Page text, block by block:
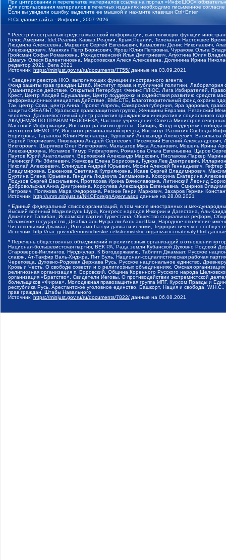
При цитировании и перепечатке материалов ссылка на портал «ИнфоШОС»
Для использования материалов в печатных изданиях необходимо письменное
Если вы увидели ошибку, выделите ее мышкой и нажмите клавиши Ctrl+Enter
©Создание сайта - Инфорос, 2007-2026
* Реестр иностранных средств массовой информации, выполняющих функции
Голос Америки, Idel.Реалии, Кавказ.Реалии, Крым.Реалии, Телеканал Настоящее
Людмила Алексеевна, Маркелов Сергей Евгеньевич, Камалягин Денис Николаевич,
Александрович, Маняхин Петр Борисович, Ярош Юлия Петровна, Чуракова Ольга
Гройсман Софья Романовна, Рождественский Илья Дмитриевич, Апухтина Юлия
Шмагун Олеся Валентиновна, Мароховская Алеся Алексеевна, Долинина Ирина
редактор 2021, Вега 2021
Источник: https://minjust.gov.ru/ru/documents/7755/ данные на 03.09.2021
* Сведения реестра НКО, выполняющих функции иностранного агента:
Фонд защиты прав граждан Штаб, Институт права и публичной политики,
Гуманитарное действие, Открытый Петербург, Феникс ПЛЮС, Лига Избирателей,
Крест, Центр Хасдей Ерушалаим, Центр поддержки и содействия развитию средств
информационных инициатив Действие, ВМЕСТЕ, Благотворительный фонд охраны
Так, центр Сова, центр Анна, Проект Апрель, Самарская губерния, Эра здоровья,
защиты СИБАЛЬТ, Уральская правозащитная группа, Женщины Евразии, Рязанский
человека, Дальневосточный центр развития гражданских инициатив и социального
АКАДЕМИЯ ПО ПРАВАМ ЧЕЛОВЕКА, Частное учреждение Совета Министров северных
Массовой Информации, Институт развития прессы - Сибирь, Фонд поддержки
агентство МЕМО. РУ, Институт региональной прессы, Институт Развития Свободы
Борисовна, Таранова Юлия Николаевна, Туровский Александр Алексеевич,
Сергей Георгиевич, Пивоваров Андрей Сергеевич, Писемский Евгений
Викторович, Шарипков Олег Викторович, Мальсагов Муса Асланович, Мошель Ирина
Александровна, Исламов Тимур Рифгатович, Романова Ольга Евгеньевна, Щаров
Паутов Юрий Анатольевич, Верховский Александр Маркович, Пислакова-Паркер
Рачинский Ян Збигневич, Жемкова Елена Борисовна, Гудков Лев Дмитриевич,
Николай Алексеевич, Блинушов Андрей Юрьевич, Мосин Алексей Геннадьевич,
Владимировна, Баженова Светлана Куприяновна, Исаев Сергей Владимирович,
Буртина Елена Юрьевна, Гендель Людмила Залмановна, Кокорина Екатерина
Подузов Сергей Васильевич, Протасова Ирина Вячеславовна, Литинский Леонид
Добровольская Анна Дмитриевна, Королева Александра Евгеньевна, Смирнов
Петрович, Полякова Мара Федоровна, Резник Генри Маркович, Захаров Герман
Источник: http://unro.minjust.ru/NKOForeignAgent.aspx данные на 28.08.2021
* Единый федеральный список организаций, в том числе иностранных и
Высший военный Маджлисуль Шура, Конгресс народов Ичкерии и Дагестана, Аль-
Движение Талибан, Исламская партия Туркестана, Общество социальных реформ,
Исламское государство, Джабха аль-Нусра ли-Ахль аш-Шам, Народное ополчение
Чистопольский Джамаат, Рохнамо ба суи давлати исломи, Террористическое
Источник: http://nac.gov.ru/terroristicheskie-i-ekstremistskie-organizacii-i-materialy.html
* Перечень общественных объединений и религиозных организаций в отношении
Национал-большевистская партия, ВЕК РА, Рада земли Кубанской Духовно Родовой
Староверов-Инглингов, Нурджулар, К Богодержавию, Таблиги Джамаат, Русское
славян, Ат-Такфир Валь-Хиджра, Пит Буль, Национал-социалистическая рабочая
Череповца, Духовно-Родовая Держава Русь, Русское национальное единство,
Кровь и Честь, О свободе совести и о религиозных объединениях, Омская
религиозная организация п. Боровский, Община Коренного Русского народа
организация «Братство», Свидетели Иеговы, О противодействии экстремистской
болельщиков «Фирма», Молодежная правозащитная группа МПГ, Курсом Правды и
республика Русь, Арестантское уголовное единство, Башкорт, Нация и свобода,
прав граждан, Штабы Навального
Источник: https://minjust.gov.ru/ru/documents/7822/ данные на 06.08.2021